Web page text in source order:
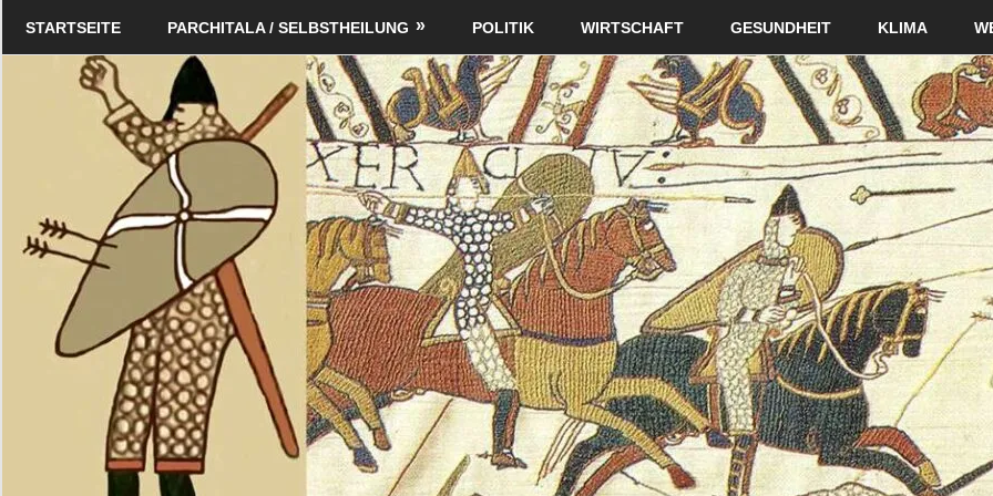
Schildverlag
STARTSEITE PARCHITALA / SELBSTHEILUNG POLITIK WIRTSCHAFT GESUNDHEIT KLIMA